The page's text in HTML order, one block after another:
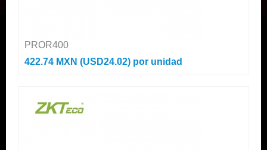
PROR400
422.74 MXN (USD24.02) por unidad